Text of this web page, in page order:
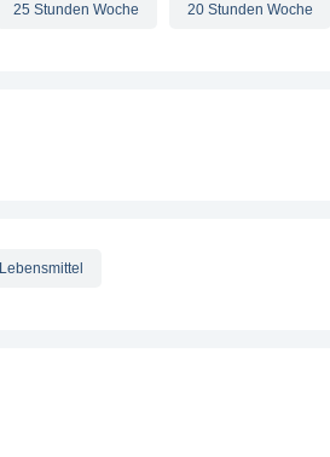
25 Stunden Woche 20 Stunden Woche
Lebensmittel